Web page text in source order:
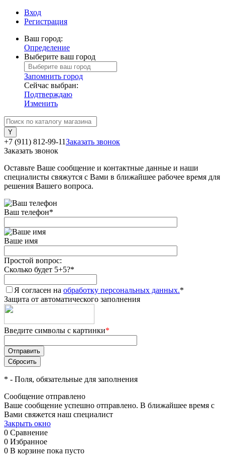
Вход
Регистрация
Ваш город:
Определение
Выберите ваш город
Запомнить город
Сейчас выбран:
Подтверждаю
Изменить
+7 (911) 812-99-11Заказать звонок
Заказать звонок
Оставьте Ваше сообщение и контактные данные и наши
специалисты свяжутся с Вами в ближайшее рабочее время для
решения Вашего вопроса.
Ваш телефон*
Ваше имя
Простой вопрос:
Сколько будет 5+5?*
Я согласен на обработку персональных данных.*
Защита от автоматического заполнения
Введите символы с картинки*
* - Поля, обязательные для заполнения
Сообщение отправлено
Ваше сообщение успешно отправлено. В ближайшее время с
Вами свяжется наш специалист
Закрыть окно
0 Сравнение
0 Избранное
0 В корзине пока пусто